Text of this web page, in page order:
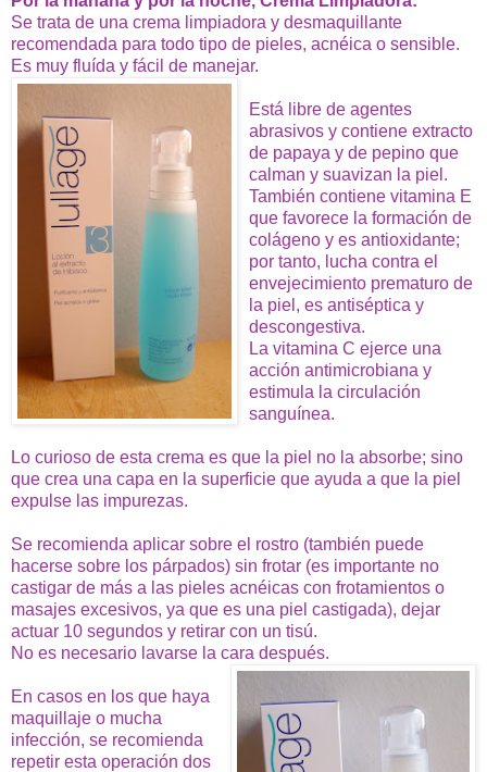
Se trata de una crema limpiadora y desmaquillante
recomendada para todo tipo de pieles, acnéica o sensible.
Es muy fluída y fácil de manejar.
Está libre de agentes
abrasivos y contiene extracto
de papaya y de pepino que
calman y suavizan la piel.
También contiene vitamina E
que favorece la formación de
colágeno y es antioxidante;
por tanto, lucha contra el
envejecimiento prematuro de
la piel, es antiséptica y
descongestiva.
La vitamina C ejerce una
acción antimicrobiana y
estimula la circulación
sanguínea.
Lo curioso de esta crema es que la piel no la absorbe; sino
que crea una capa en la superficie que ayuda a que la piel
expulse las impurezas.
Se recomienda aplicar sobre el rostro (también puede
hacerse sobre los párpados) sin frotar (es importante no
castigar de más a las pieles acnéicas con frotamientos o
masajes excesivos, ya que es una piel castigada), dejar
actuar 10 segundos y retirar con un tisú.
No es necesario lavarse la cara después.
En casos en los que haya
maquillaje o mucha
infección, se recomienda
repetir esta operación dos